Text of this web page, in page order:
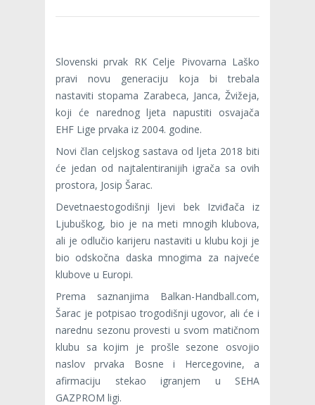
Slovenski prvak RK Celje Pivovarna Laško
pravi novu generaciju koja bi trebala
nastaviti stopama Zarabeca, Janca, Žvižeja,
koji će narednog ljeta napustiti osvajača
EHF Lige prvaka iz 2004. godine.
Novi član celjskog sastava od ljeta 2018 biti
će jedan od najtalentiranijih igrača sa ovih
prostora, Josip Šarac.
Devetnaestogodišnji ljevi bek Izviđača iz
Ljubuškog, bio je na meti mnogih klubova,
ali je odlučio karijeru nastaviti u klubu koji je
bio odskočna daska mnogima za najveće
klubove u Europi.
Prema saznanjima Balkan-Handball.com,
Šarac je potpisao trogodišnji ugovor, ali će i
narednu sezonu provesti u svom matičnom
klubu sa kojim je prošle sezone osvojio
naslov prvaka Bosne i Hercegovine, a
afirmaciju stekao igranjem u SEHA
GAZPROM ligi.